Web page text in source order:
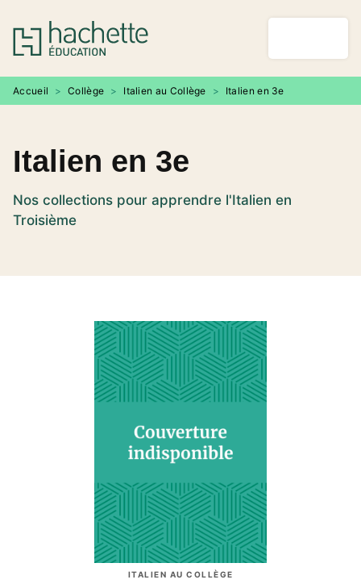
MENU RECHERCHE
PIED DE PAGE
Accueil > Collège > Italien au Collège > Italien en 3e
Italien en 3e
Nos collections pour apprendre l'Italien en
Troisième
ITALIEN AU COLLÈGE